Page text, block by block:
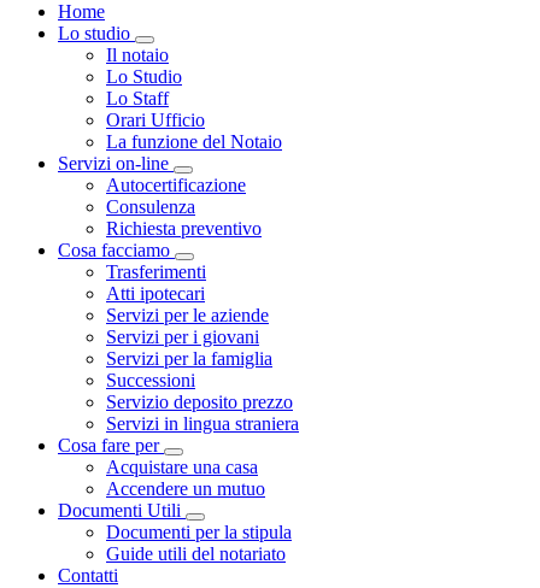
Home
Lo studio
Visualizza menù di secondo livello
Il notaio
Lo Studio
Lo Staff
Orari Ufficio
La funzione del Notaio
Servizi on-line
Visualizza menù di secondo livello
Autocertificazione
Consulenza
Richiesta preventivo
Cosa facciamo
Visualizza menù di secondo livello
Trasferimenti
Atti ipotecari
Servizi per le aziende
Servizi per i giovani
Servizi per la famiglia
Successioni
Servizio deposito prezzo
Servizi in lingua straniera
Cosa fare per
Visualizza menù di secondo livello
Acquistare una casa
Accendere un mutuo
Documenti Utili
Visualizza menù di secondo livello
Documenti per la stipula
Guide utili del notariato
Contatti